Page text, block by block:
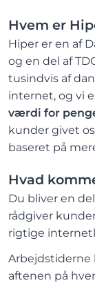
Hvem er
Hiper er en af
og en del af
tusindvis af
internet, og vi
værdi for
kunder givet os
baseret på
Hvad
Du bliver en
rådgiver
rigtige
Arbejdstiderne
aftenen på